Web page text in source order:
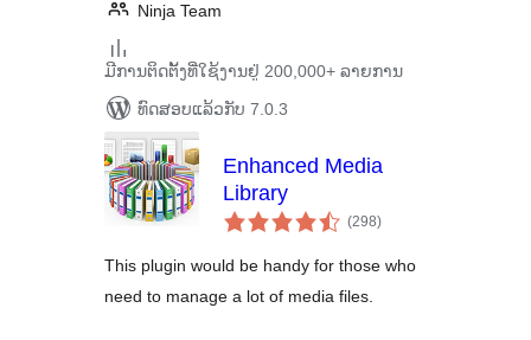
Ninja Team
ມີການຕິດຕັ້ງທີ່ໃຊ້ງານຢູ່ 200,000+ ລາຍການ
ທົດສອບແລ້ວກັບ 7.0.3
Enhanced Media
Library
(298ຄະແນນ
ທັງໝົດ
)
This plugin would be handy for those who
need to manage a lot of media files.